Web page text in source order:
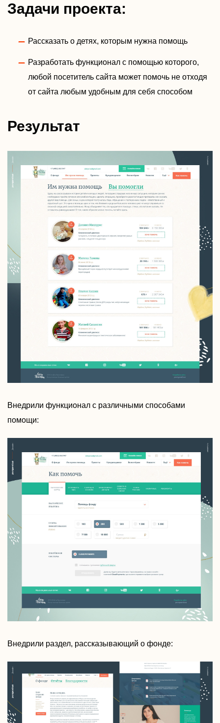
Задачи проекта:
Рассказать о детях, которым нужна помощь
Разработать функционал с помощью которого,
любой посетитель сайта может помочь не отходя
от сайта любым удобным для себя способом
Результат
Внедрили функционал с различными способами
помощи:
Внедрили раздел, рассказывающий о фонде: